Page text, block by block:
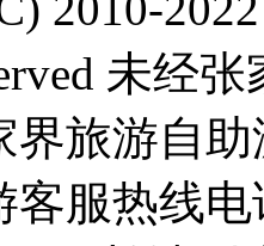
未经
界旅游自
服热线电